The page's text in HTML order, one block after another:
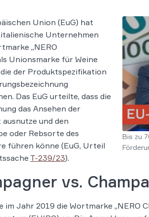
Bis zu
Union (EuG) hat
Unternehmen
„NERO
Unionsmarke für Weine
der Produktspezifikation
Das EuG urteilte, dass die
das Ansehen der
und den
oder Rebsorte des
führen könne (EuG, Urteil
T-239/23).
vs.
Jahr 2019 die Wortmarke „NERO